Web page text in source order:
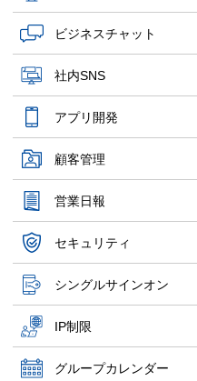
ビジネスチャット
社内SNS
アプリ開発
顧客管理
営業日報
セキュリティ
シングルサインオン
IP制限
グループカレンダー